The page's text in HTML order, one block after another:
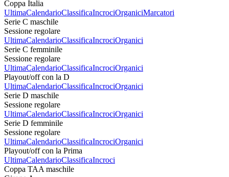
Coppa Italia
UltimaCalendarioClassificaIncrociOrganiciMarcatori
Serie C maschile
Sessione regolare
UltimaCalendarioClassificaIncrociOrganici
Serie C femminile
Sessione regolare
UltimaCalendarioClassificaIncrociOrganici
Playout/off con la D
UltimaCalendarioClassificaIncrociOrganici
Serie D maschile
Sessione regolare
UltimaCalendarioClassificaIncrociOrganici
Serie D femminile
Sessione regolare
UltimaCalendarioClassificaIncrociOrganici
Playout/off con la Prima
UltimaCalendarioClassificaIncroci
Coppa TAA maschile